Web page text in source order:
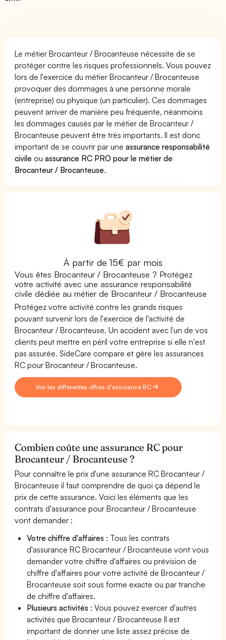
Le métier Brocanteur / Brocanteuse nécessite de se
protéger contre les risques professionnels. Vous pouvez
lors de l'exercice du métier Brocanteur / Brocanteuse
provoquer des dommages à une personne morale
(entreprise) ou physique (un particulier). Ces dommages
peuvent arriver de manière peu fréquente, néanmoins
les dommages causés par le métier de Brocanteur /
Brocanteuse peuvent être très importants. Il est donc
important de se couvrir par uneassurance responsabilité
civile ouassurance RC PRO pour le métier de
Brocanteur / Brocanteuse.
À partir de 15€ par mois
Vous êtes Brocanteur / Brocanteuse ? Protégez
votre activité avec une assurance responsabilité
civile dédiée au métier de Brocanteur / Brocanteuse
Protégez votre activité contre les grands risques
pouvant survenir lors de l'exercice de l'activité de
Brocanteur / Brocanteuse. Un accident avec l'un de vos
clients peut mettre en péril votre entreprise si elle n'est
pas assurée. SideCare compare et gère les assurances
RC pour Brocanteur / Brocanteuse.
Voir les différentes offres d'assurance RC
Combien coûte une assurance RC pour
Brocanteur / Brocanteuse ?
Pour connaître le prix d'une assurance RC Brocanteur /
Brocanteuse il faut comprendre de quoi ça dépend le
prix de cette assurance. Voici les éléments que les
contrats d'assurance pour Brocanteur / Brocanteuse
vont demander :
Votre chiffre d'affaires : Tous les contrats
d'assurance RC Brocanteur / Brocanteuse vont vous
demander votre chiffre d'affaires ou prévision de
chiffre d'affaires pour votre activité de Brocanteur /
Brocanteuse soit sous forme exacte ou par tranche
de chiffre d'affaires.
Plusieurs activités : Vous pouvez exercer d'autres
activités que Brocanteur / Brocanteuse Il est
important de donner une liste assez précise de